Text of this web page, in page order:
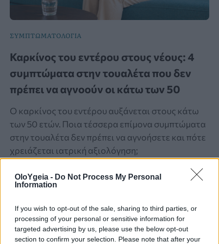
OloYgeia - Do Not Process My Personal
Information
If you wish to opt-out of the sale, sharing to third parties, or
processing of your personal or sensitive information for
targeted advertising by us, please use the below opt-out
section to confirm your selection. Please note that after your
ΣΥΜΠΤΩΜΑΤΟΛΟΓΙΑ
Καρκίνος του εντέρου στους νέους: 4
συμπτώματα στην τουαλέτα που δεν
πρέπει να αγνοούν οι κάτω των 50
Ο καρκίνος του εντέρου αυξάνεται στους κάτω
των 50 ετών. Ποια τέσσερα επίμονα συμπτώματα
στην τουαλέτα δεν πρέπει να αγνοήσετε και πότε
χρειάζεται ιατρική αξιολόγηση;